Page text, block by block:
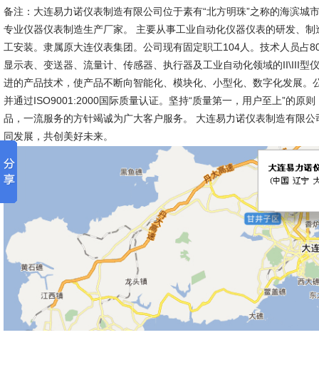
备注：大连易力诺仪表制造有限公司位于素有“北方明珠”之称的海滨
专业仪器仪表制造生产厂家。 主要从事工业自动化仪器仪表的研发、
工安装。隶属原大连仪表集团。公司现有固定职工104人。技术人员占
显示表、变送器、流量计、传感器、执行器及工业自动化领域的II\III型
进的产品技术，使产品不断向智能化、模块化、小型化、数字化发展。
并通过ISO9001:2000国际质量认证。坚持“质量第一，用户至上”的原
品，一流服务的方针竭诚为广大客户服务。 大连易力诺仪表制造有限
同发展，共创美好未来。